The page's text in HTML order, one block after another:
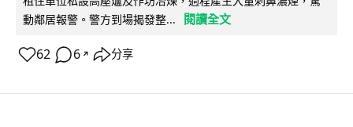
動鄰居報警。警方到場揭發整...
閱讀全文
62 6 ↗ 分享